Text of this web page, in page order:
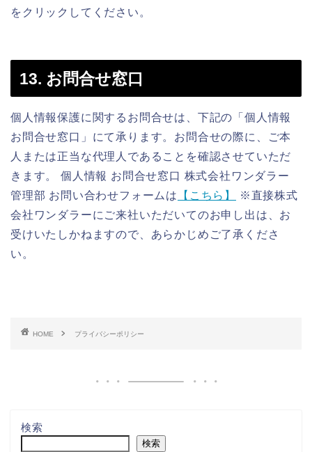
をクリックしてください。
13. お問合せ窓口
個人情報保護に関するお問合せは、下記の「個人情報
お問合せ窓口」にて承ります。お問合せの際に、ご本
人または正当な代理人であることを確認させていただ
きます。 個人情報 お問合せ窓口 株式会社ワンダラー
管理部 お問い合わせフォームは
【こちら】
※直接株式
会社ワンダラーにご来社いただいてのお申し出は、お
受けいたしかねますので、あらかじめご了承くださ
い。
HOME プライバシーポリシー
検索
検索